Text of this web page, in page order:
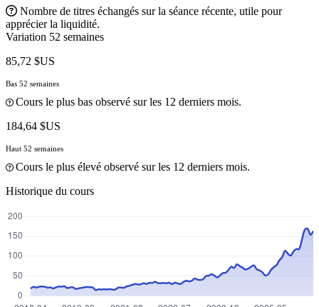
Nombre de titres échangés sur la séance récente, utile pour
apprécier la liquidité.
Variation 52 semaines
85,72 $US
Bas 52 semaines
Cours le plus bas observé sur les 12 derniers mois.
184,64 $US
Haut 52 semaines
Cours le plus élevé observé sur les 12 derniers mois.
Historique du cours